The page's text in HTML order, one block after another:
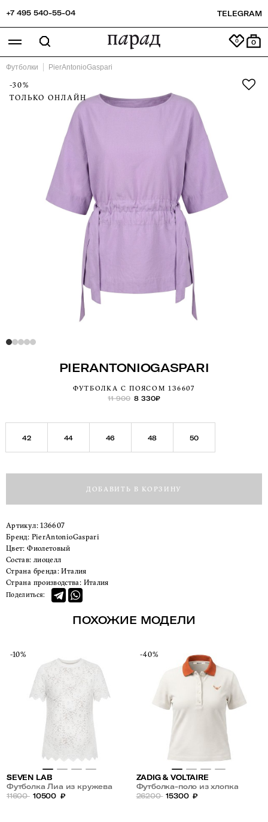
+7 495 540-55-04 TELEGRAM
0
Футболки PierAntonioGaspari
-30%
ТОЛЬКО ОНЛАЙН
PIERANTONIOGASPARI
ФУТБОЛКА С ПОЯСОМ 1З6607
11 900 8 330₽
42 44 46 48 50
ДОБАВИТЬ В КОРЗИНУ
Артикул:1З6607
Бренд:
PierAntonioGaspari
Цвет:
Фиолетовый
Состав: лиоцелл
Страна бренда: Италия
Страна производства: Италия
Поделиться:
ПОХОЖИЕ МОДЕЛИ
-10%
SEVEN LAB
Футболка Лиа из кружева
11600 10500 ₽
-40%
ZADIG & VOLTAIRE
Футболка-поло из хлопка
26200 15300 ₽